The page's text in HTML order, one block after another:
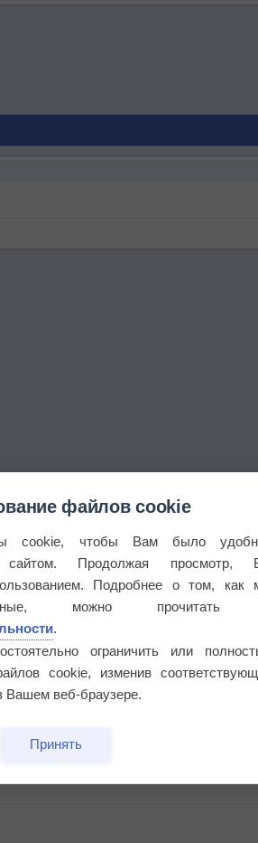
файлов cookie
cookie, чтобы Вам было
сайтом. Продолжая просмотр,
Подробнее о том, как
можно прочитать
.
ограничить или
cookie, изменив
Вашем веб-браузере.
Принять